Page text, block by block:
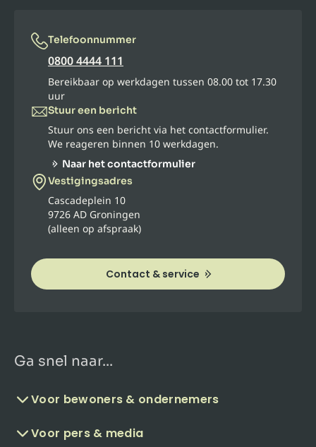
Telefoonnummer
0800 4444 111
Bereikbaar op werkdagen tussen 08.00 tot 17.30
uur
Stuur een bericht
Stuur ons een bericht via het contactformulier.
We reageren binnen 10 werkdagen.
Naar het contactformulier
Vestigingsadres
Cascadeplein 10
9726 AD Groningen
(alleen op afspraak)
Contact & service
Ga snel naar...
Voor bewoners & ondernemers
Voor pers & media